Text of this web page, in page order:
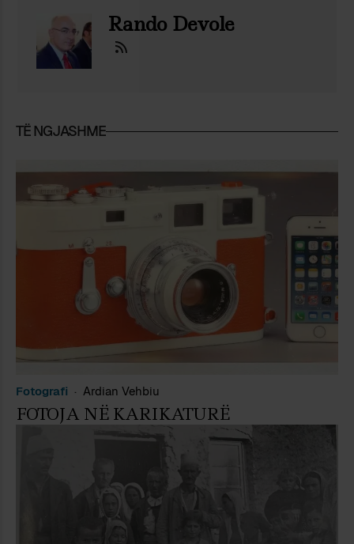
Rando Devole
TË NGJASHME
Fotografi Ardian Vehbiu
FOTOJA NË KARIKATURË